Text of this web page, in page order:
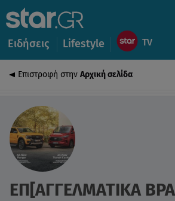
Ειδήσεις Lifestyle
Επιστροφή στην Αρχική σελίδα
ΕΠ[ΑΓΓΕΛΜΑΤΙΚΑ